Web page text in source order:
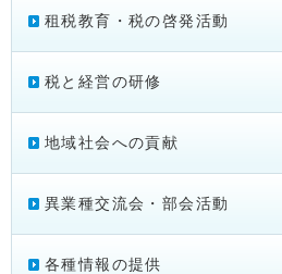
租税教育・税の啓発活動
税と経営の研修
地域社会への貢献
異業種交流会・部会活動
各種情報の提供